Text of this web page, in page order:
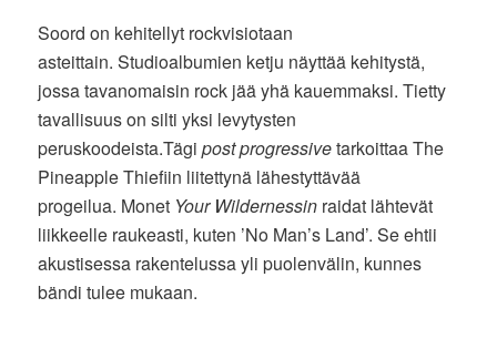
Soord on kehitellyt rockvisiotaan
asteittain. Studioalbumien ketju näyttää kehitystä,
jossa tavanomaisin rock jää yhä kauemmaksi. Tietty
tavallisuus on silti yksi levytysten
peruskoodeista.Tägipost progressivetarkoittaa The
Pineapple Thiefiin liitettynä lähestyttävää
progeilua. Monet Your Wildernessin raidat lähtevät
liikkeelle raukeasti, kuten ’No Man’s Land’. Se ehtii
akustisessa rakentelussa yli puolenvälin, kunnes
bändi tulee mukaan.